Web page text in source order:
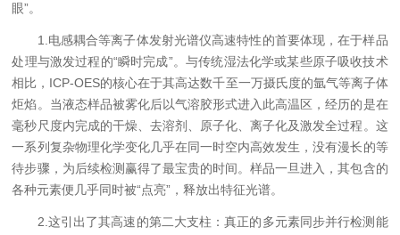
眼”。
1.电感耦合等离子体发射光谱仪高速特性的首要体现，在于样品
处理与激发过程的“瞬时完成”。与传统湿法化学或某些原子吸收技术
相比，ICP-OES的核心在于其高达数千至一万摄氏度的氩气等离子体
炬焰。当液态样品被雾化后以气溶胶形式进入此高温区，经历的是在
毫秒尺度内完成的干燥、去溶剂、原子化、离子化及激发全过程。这
一系列复杂物理化学变化几乎在同一时空内高效发生，没有漫长的等
待步骤，为后续检测赢得了最宝贵的时间。样品一旦进入，其包含的
各种元素便几乎同时被“点亮”，释放出特征光谱。
2.这引出了其高速的第二大支柱：真正的多元素同步并行检测能